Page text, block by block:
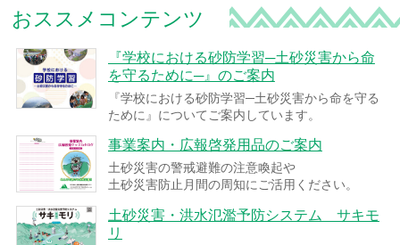
おススメコンテンツ
『学校における砂防学習─土砂災害から命
を守るために─』のご案内
『学校における砂防学習─土砂災害から命を守る
ために』についてご案内しています。
事業案内・広報啓発用品のご案内
土砂災害の警戒避難の注意喚起や
土砂災害防止月間の周知にご活用ください。
土砂災害・洪水氾濫予防システム サキモ
リ